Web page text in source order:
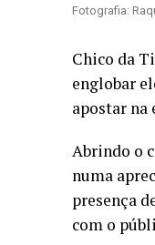
Fotografia:
Chico da
englobar
apostar na
Abrindo o
numa
presença
com o